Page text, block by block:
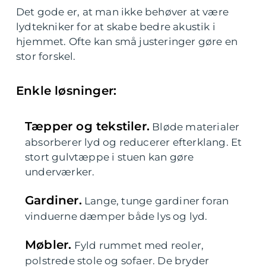
Det gode er, at man ikke behøver at være
lydtekniker for at skabe bedre akustik i
hjemmet. Ofte kan små justeringer gøre en
stor forskel.
Enkle løsninger:
Tæpper og tekstiler. Bløde materialer
absorberer lyd og reducerer efterklang. Et
stort gulvtæppe i stuen kan gøre
underværker.
Gardiner. Lange, tunge gardiner foran
vinduerne dæmper både lys og lyd.
Møbler. Fyld rummet med reoler,
polstrede stole og sofaer. De bryder